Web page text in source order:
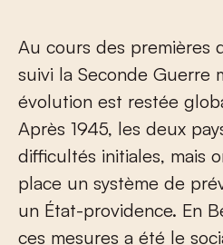
Au cours des premières
suivi la Seconde Guerre
évolution est restée
Après 1945, les deux
difficultés initiales, mais
place un système de
un État-providence. En
ces mesures a été le